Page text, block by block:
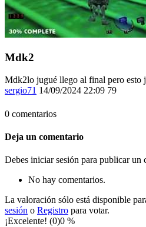
Mdk2
Mdk2lo jugué llego al final pero esto
sergio71 14/09/2024 22:09 79
0 comentarios
Deja un comentario
Debes iniciar sesión para publicar un
No hay comentarios.
La valoración sólo está disponible
sesión o Registro para votar.
¡Excelente! (0)0 %